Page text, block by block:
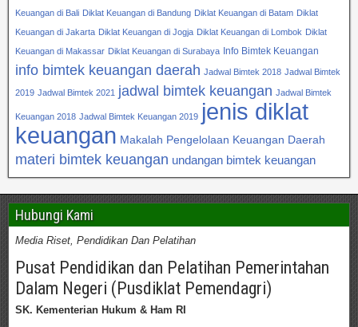
Keuangan di Bali Diklat Keuangan di Bandung Diklat Keuangan di Batam Diklat
Keuangan di Jakarta Diklat Keuangan di Jogja Diklat Keuangan di Lombok Diklat
Keuangan di Makassar Diklat Keuangan di Surabaya Info Bimtek Keuangan
info bimtek keuangan daerah Jadwal Bimtek 2018 Jadwal Bimtek
2019 Jadwal Bimtek 2021 jadwal bimtek keuangan Jadwal Bimtek
Keuangan 2018 Jadwal Bimtek Keuangan 2019 jenis diklat
keuangan Makalah Pengelolaan Keuangan Daerah
materi bimtek keuangan undangan bimtek keuangan
Hubungi Kami
Media Riset, Pendidikan Dan Pelatihan
Pusat Pendidikan dan Pelatihan Pemerintahan
Dalam Negeri (Pusdiklat Pemendagri)
SK. Kementerian Hukum & Ham RI